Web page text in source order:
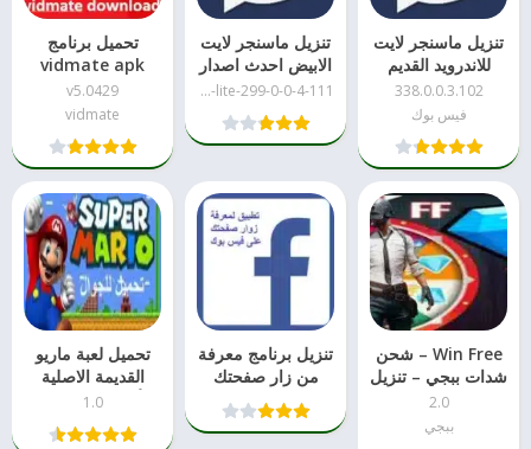
تنزيل ماسنجر لايت
للاندرويد القديم
338.0.0.3.102
فيس بوك
تنزيل ماسنجر لايت
الابيض احدث اصدار
messenger-lite-299-0-0-4-111
تحميل برنامج
vidmate apk
نسخة 5.0429
v5.0429
vidmate
Win Free – شحن
شدات ببجي – تنزيل
مباشر
2.0
ببجي
تنزيل برنامج معرفة
من زار صفحتك
على الفيس بوك
احدث اصدار
تحميل لعبة ماريو
القديمة الاصلية
للأندرويد بدون نت
1.0